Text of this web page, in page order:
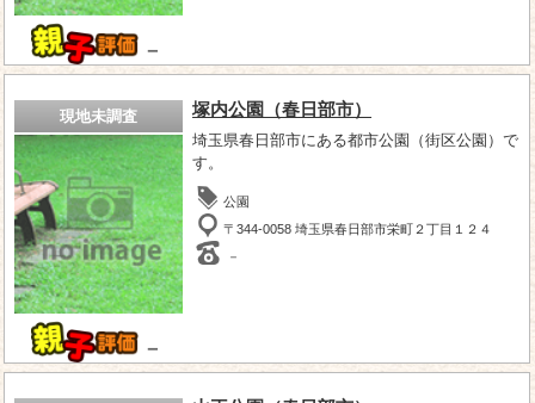
－
現地未調査
－
塚内公園（春日部市）
埼玉県春日部市にある都市公園（街区公園）で
す。
公園
〒344-0058 埼玉県春日部市栄町２丁目１２４
－